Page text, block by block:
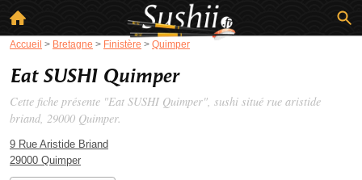
Accueil > Bretagne > Finistère > Quimper
Eat SUSHI Quimper
Cette fiche présente "Eat SUSHI Quimper", sushi situé rue aristide
briand, 29000 Quimper.
9 Rue Aristide Briand
29000 Quimper